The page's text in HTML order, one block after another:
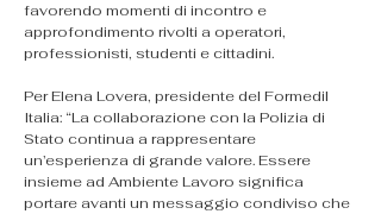
favorendo momenti di incontro e
approfondimento rivolti a operatori,
professionisti, studenti e cittadini.
Per Elena Lovera, presidente del Formedil
Italia: “La collaborazione con la Polizia di
Stato continua a rappresentare
un’esperienza di grande valore. Essere
insieme ad Ambiente Lavoro significa
portare avanti un messaggio condiviso che